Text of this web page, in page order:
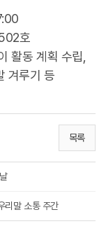
호
활동 계획 수립,
겨루기 등
목록
리말 소통 주간